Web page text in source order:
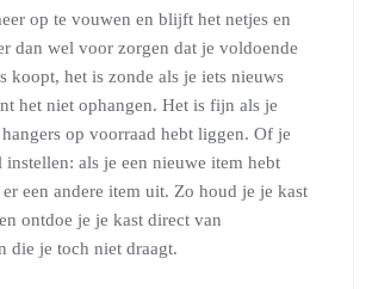
op te vouwen en blijft het netjes en
dan wel voor zorgen dat je voldoende
koopt, het is zonde als je iets nieuws
het niet ophangen. Het is fijn als je
op voorraad hebt liggen. Of je
instellen: als je een nieuwe item hebt
een andere item uit. Zo houd je je kast
ontdoe je je kast direct van
die je toch niet draagt.